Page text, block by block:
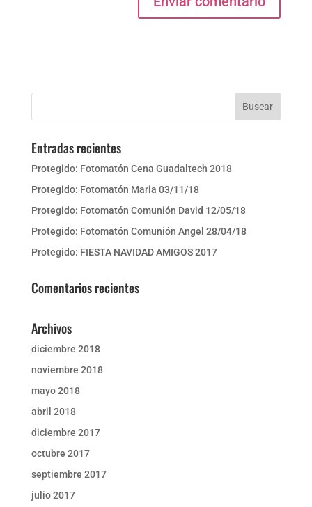
Entradas recientes
Protegido: Fotomatón Cena Guadaltech 2018
Protegido: Fotomatón Maria 03/11/18
Protegido: Fotomatón Comunión David 12/05/18
Protegido: Fotomatón Comunión Angel 28/04/18
Protegido: FIESTA NAVIDAD AMIGOS 2017
Comentarios recientes
Archivos
diciembre 2018
noviembre 2018
mayo 2018
abril 2018
diciembre 2017
octubre 2017
septiembre 2017
julio 2017